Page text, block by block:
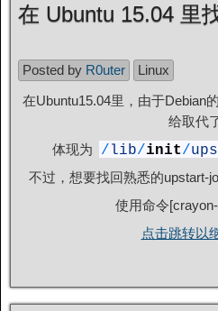
在 Ubuntu 15.04 里
Posted by R0uter
Linux
在Ubuntu15.04里，由于Debian
给取代
体现为
/ lib/init/
不过，想要找回熟悉的upstart-
使用命令
点击跳转以